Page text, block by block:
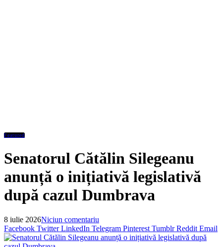
Featured
Senatorul Cătălin Silegeanu
anunță o inițiativă legislativă
după cazul Dumbrava
8 iulie 2026Niciun comentariu
Facebook Twitter LinkedIn Telegram Pinterest Tumblr Reddit Email